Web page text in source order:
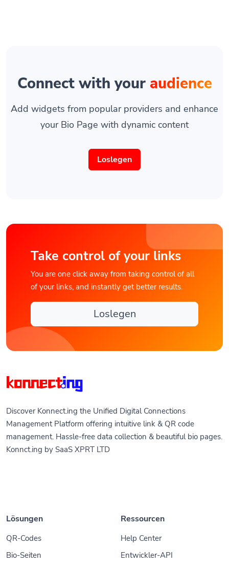
Connect with your audience
Add widgets from popular providers and enhance
your Bio Page with dynamic content
Loslegen
Take control of your links
You are one click away from taking control of all
of your links, and instantly get better results.
Loslegen
Discover Konnect.ing the Unified Digital Connections
Management Platform offering intuitive link & QR code
management. Hassle-free data collection & beautiful bio pages.
Konnct.ing by SaaS XPRT LTD
Lösungen
QR-Codes
Bio-Seiten
Ressourcen
Help Center
Entwickler-API